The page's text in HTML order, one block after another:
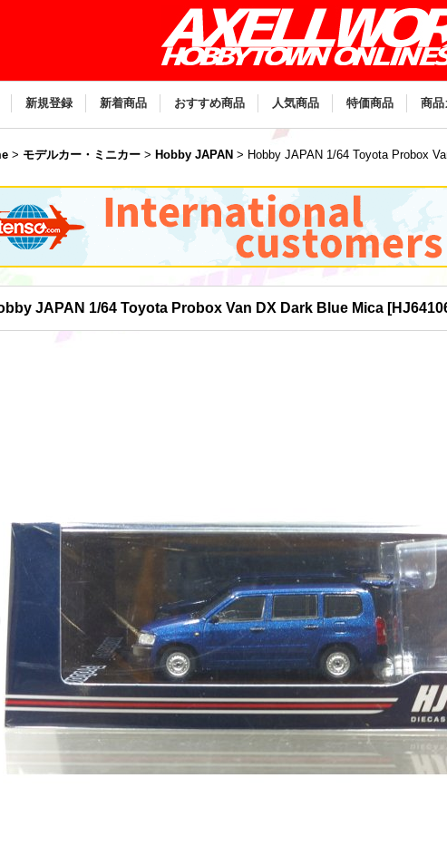
新規登録 新着商品 おすすめ商品 人気商品 特価商品 商品
> モデルカー・ミニカー > Hobby JAPAN > Hobby JAPAN 1/64 Toyota Probox
JAPAN 1/64 Toyota Probox Van DX Dark Blue Mica [